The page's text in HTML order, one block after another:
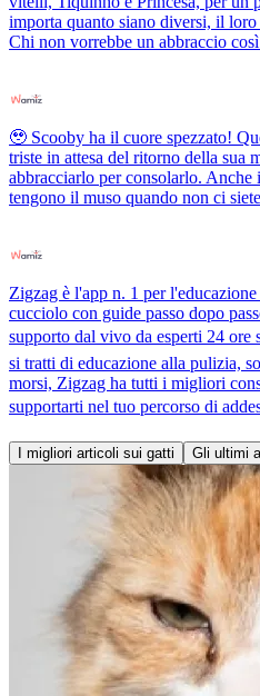
importa quanto siano diversi, il
Chi non vorrebbe un abbraccio
🥹 Scooby ha il cuore spezzato!
triste in attesa del ritorno della sua
abbracciarlo per consolarlo.
tengono il muso quando non ci
Zigzag è l'app n. 1 per
cucciolo con guide passo dopo
supporto dal vivo da esperti 24
si tratti di educazione alla pulizia,
morsi, Zigzag ha tutti i migliori
supportarti nel tuo percorso di
I migliori articoli sui gatti Gli ultimi